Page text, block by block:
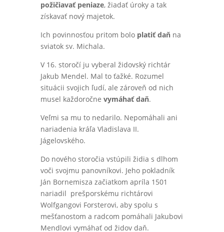
požičiavať peniaze, žiadať úroky a tak
získavať nový majetok.
Ich povinnosťou pritom bolo platiť daňna
sviatok sv. Michala.
V 16. storočí ju vyberal židovský richtár
Jakub Mendel. Mal to ťažké. Rozumel
situácii svojich ľudí, ale zároveň od nich
musel každoročne vymáhať daň.
Veľmi sa mu to nedarilo. Nepomáhali ani
nariadenia kráľa Vladislava II.
Jágelovského.
Do nového storočia vstúpili židia s dlhom
voči svojmu panovníkovi. Jeho pokladník
Ján Bornemisza začiatkom apríla 1501
nariadil prešporskému richtárovi
Wolfgangovi Forsterovi, aby spolu s
mešťanostom a radcom pomáhali Jakubovi
Mendlovi vymáhať od židov daň.